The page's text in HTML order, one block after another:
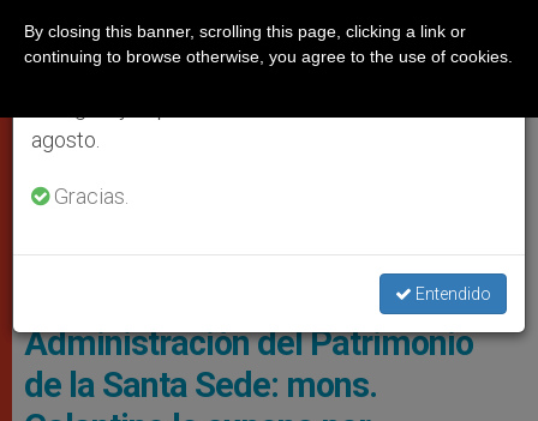
[Entrevista] Balance de la
Administración del Patrimonio
de la Santa Sede: mons.
agosto.
Gracias.
Entendido
By closing this banner, scrolling this page, clicking a link or
continuing to browse otherwise, you agree to the use of cookies.